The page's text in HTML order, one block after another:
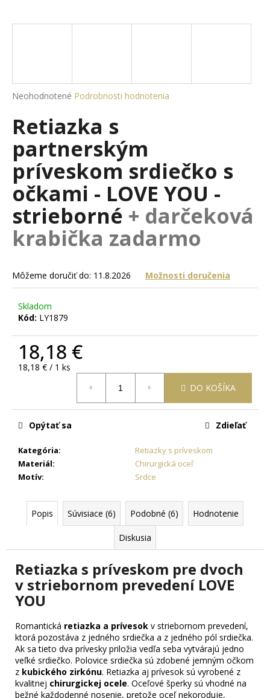
Priemerné
produktu
je
5
hviezdičiek.
Neohodnotené Podrobnosti hodnotenia
Retiazka s
partnerským
príveskom srdiečko s
očkami - LOVE YOU -
strieborné + darčeková
krabička zadarmo
Môžeme doručiť do: 11.8.2026 Možnosti doručenia
Skladom
Kód: LY1879
18,18 €
Jednotková
18,18 € / 1 ks
DO KOŠÍKA
Kategória:
Retiazky s príveskom
Materiál:
Chirurgická oceľ
Motív: Srdce
Opýtať sa Zdieľať
Popis Súvisiace (6) Podobné (6) Hodnotenie
Diskusia
Retiazka s príveskom pre dvoch
v striebornom prevedení LOVE
YOU
Romantická retiazka a prívesok v striebornom prevedení,
ktorá pozostáva z jedného srdiečka a z jedného pól srdiečka.
Ak sa tieto dva prívesky priložia vedľa seba vytvárajú jedno
veľké srdiečko. Polovice srdiečka sú zdobené jemným očkom
z kubického zirkónu. Retiazka aj prívesok sú vyrobené z
kvalitnej chirurgickej ocele. Oceľové šperky sú vhodné na
bežné každodenné nosenie, pretože oceľ nekoroduje,
j
?
HĽADAŤ
O
d
p
o
r
č
a
m
e
OCEĽOVÁ
RETIAZKA
+
PRI
TOMTO
SI
MÔŽETE
ZVOLIŤ
DĹŽKU
16,48